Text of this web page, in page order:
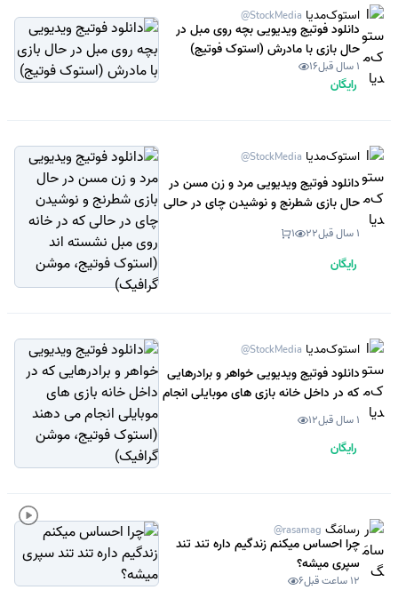
استوک‌مدیا @StockMedia
دانلود فوتیج ویدیویی بچه روی مبل در
حال بازی با مادرش (استوک فوتیج)
1 سال قبل 16
رایگان
استوک‌مدیا @StockMedia
دانلود فوتیج ویدیویی مرد و زن مسن در
حال بازی شطرنج و نوشیدن چای در حالی
که در خانه روی مبل نشسته اند (استوک
فوتیج، موشن گرافیک)1 سال قبل 22
1
رایگان
استوک‌مدیا @StockMedia
دانلود فوتیج ویدیویی خواهر و برادرهایی
که در داخل خانه بازی های موبایلی انجام
می دهند (استوک فوتیج، موشن گرافیک)1 سال قبل 12
رایگان
رسامَگ @rasamag
چرا احساس میکنم زندگیم داره تند تند
سپری میشه؟
12 ساعت قبل 6